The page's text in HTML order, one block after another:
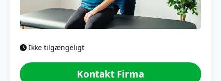
Ikke tilgængeligt
Kontakt Firma